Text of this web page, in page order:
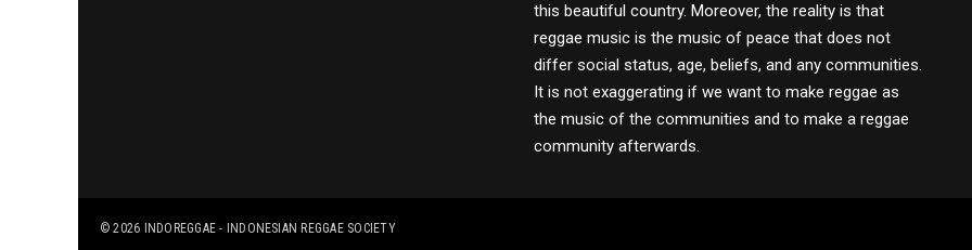
this beautiful country. Moreover, the reality is that
reggae music is the music of peace that does not
differ social status, age, beliefs, and any communities.
It is not exaggerating if we want to make reggae as
the music of the communities and to make a reggae
community afterwards.
© 2026 INDOREGGAE - INDONESIAN REGGAE SOCIETY